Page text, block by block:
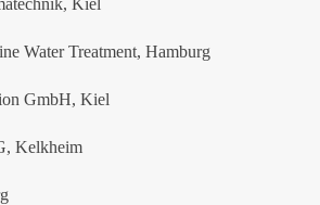
Kiel
Water Treatment, Hamburg
GmbH, Kiel
Kelkheim